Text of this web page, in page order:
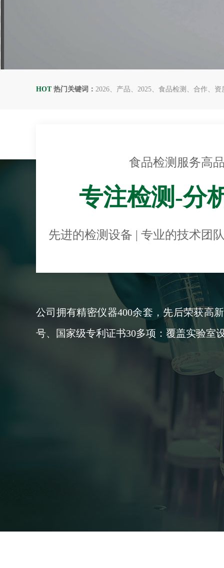
HOT热门关键词： 2026 产品 2025 食品检测 合作 资
食品检测服务高
专注检测-分
先进的检测设备 | 专业的技术团
公司拥有精密仪器400余套，先后荣获高
号、国家级专利证书30多项：覆盖实验室